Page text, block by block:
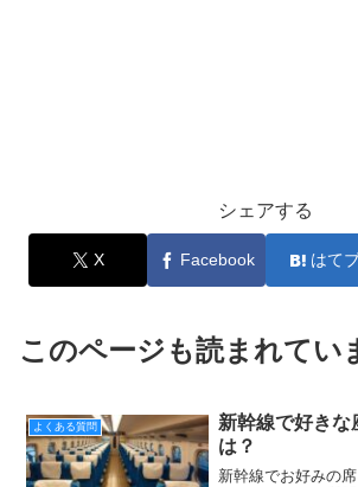
シェアする
X Facebook はて
このページも読まれてい
よくある質問
新幹線で好きな
は？
新幹線でお好みの